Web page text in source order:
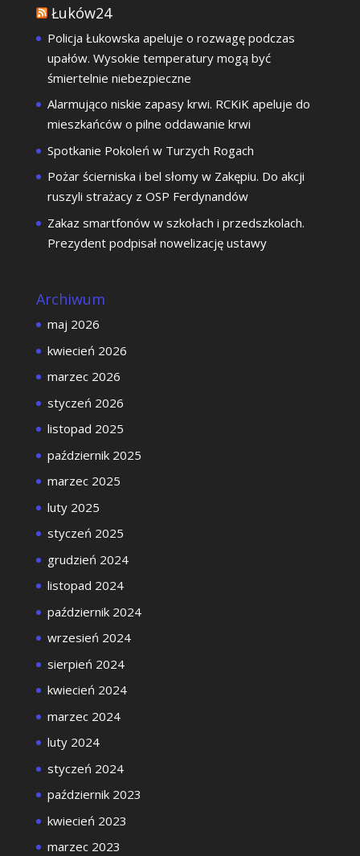
Łuków24
Policja Łukowska apeluje o rozwagę podczas
upałów. Wysokie temperatury mogą być
śmiertelnie niebezpieczne
Alarmująco niskie zapasy krwi. RCKiK apeluje do
mieszkańców o pilne oddawanie krwi
Spotkanie Pokoleń w Turzych Rogach
Pożar ścierniska i bel słomy w Zakępiu. Do akcji
ruszyli strażacy z OSP Ferdynandów
Zakaz smartfonów w szkołach i przedszkolach.
Prezydent podpisał nowelizację ustawy
Archiwum
maj 2026
kwiecień 2026
marzec 2026
styczeń 2026
listopad 2025
październik 2025
marzec 2025
luty 2025
styczeń 2025
grudzień 2024
listopad 2024
październik 2024
wrzesień 2024
sierpień 2024
kwiecień 2024
marzec 2024
luty 2024
styczeń 2024
październik 2023
kwiecień 2023
marzec 2023